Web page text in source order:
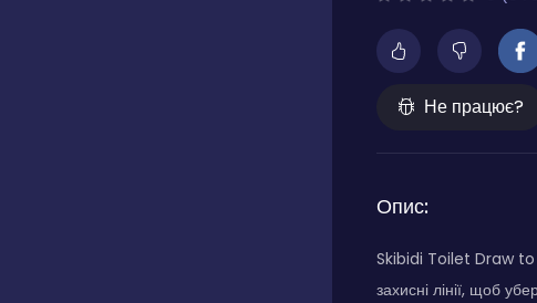
Не працює?
Опис:
Skibidi Toilet Draw to
захисні лінії, щоб